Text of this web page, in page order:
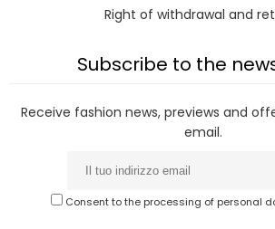
Right of withdrawal and
Subscribe to the
Receive fashion news, previews and
email.
Consent to the processing of personal